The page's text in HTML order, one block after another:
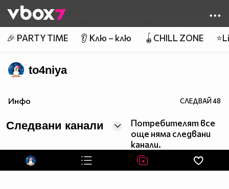
👾
🎉 PARTY TIME 👂 Клю – клю 🪀CHILL ZONE
to4niya
Инфо СЛЕДВАЙ48
Следвани канали
Потребителят все
още няма следвани
канали.